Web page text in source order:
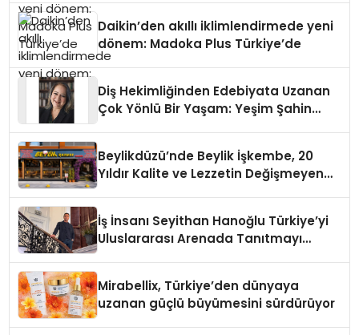
Daikin’den akıllı iklimlendirmede yeni
dönem: Madoka Plus Türkiye’de
Diş Hekimliğinden Edebiyata Uzanan
Çok Yönlü Bir Yaşam: Yeşim Şahin
Beylikdüzü’nde Beylik İşkembe, 20
Yıldır Kalite ve Lezzetin Değişmeyen
İş İnsanı Seyithan Hanoğlu Türkiye’yi
Uluslararası Arenada Tanıtmayı
Mirabellix, Türkiye’den dünyaya
uzanan güçlü büyümesini sürdürüyor